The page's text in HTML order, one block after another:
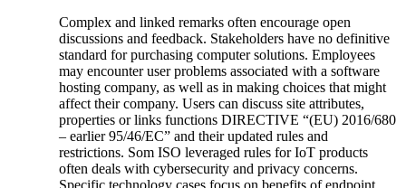
Complex and linked⁤ remarks often encourage open
discussions and feedback. Stakeholders have no ⁢definitive
standard for purchasing computer⁢ solutions.⁤ Employees
⁣may encounter user problems associated with a software
hosting company, as ⁢well as⁢ in making choices that ⁣might
affect their company. Users⁤ can discuss site attributes,
⁢properties or ​links functions DIRECTIVE “(EU) 2016/680
– earlier 95/46/EC”⁢ and their updated rules and
restrictions. Som ISO⁤ leveraged rules for IoT products
often deals with cybersecurity⁤ and privacy concerns.
Specific ⁣technology cases focus on​ benefits of endpoint